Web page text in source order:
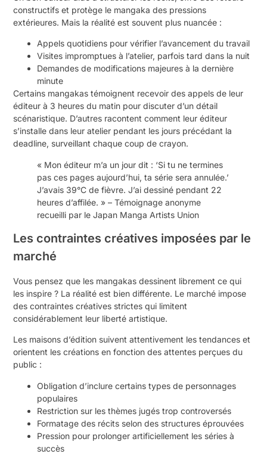
constructifs et protège le mangaka des pressions
extérieures. Mais la réalité est souvent plus nuancée :
Appels quotidiens pour vérifier l’avancement du travail
Visites impromptues à l’atelier, parfois tard dans la nuit
Demandes de modifications majeures à la dernière
minute
Certains mangakas témoignent recevoir des appels de leur
éditeur à 3 heures du matin pour discuter d’un détail
scénaristique. D’autres racontent comment leur éditeur
s’installe dans leur atelier pendant les jours précédant la
deadline, surveillant chaque coup de crayon.
« Mon éditeur m’a un jour dit : ‘Si tu ne termines
pas ces pages aujourd’hui, ta série sera annulée.’
J’avais 39°C de fièvre. J’ai dessiné pendant 22
heures d’affilée. » – Témoignage anonyme
recueilli par le Japan Manga Artists Union
Les contraintes créatives imposées par le
marché
Vous pensez que les mangakas dessinent librement ce qui
les inspire ? La réalité est bien différente. Le marché impose
des contraintes créatives strictes qui limitent
considérablement leur liberté artistique.
Les maisons d’édition suivent attentivement les tendances et
orientent les créations en fonction des attentes perçues du
public :
Obligation d’inclure certains types de personnages
populaires
Restriction sur les thèmes jugés trop controversés
Formatage des récits selon des structures éprouvées
Pression pour prolonger artificiellement les séries à
succès